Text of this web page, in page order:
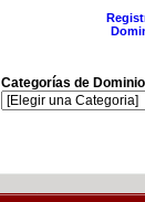
Categorías de